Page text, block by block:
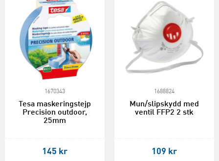
1670343
Tesa maskeringstejp
Precision outdoor,
25mm
145 kr
1688824
Mun/slipskydd med
ventil FFP2 2 stk
109 kr